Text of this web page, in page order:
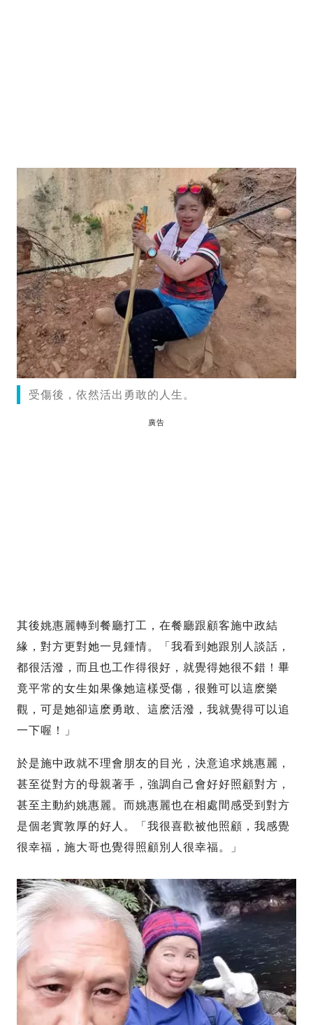
受傷後，依然活出勇敢的人生。
廣告
其後姚惠麗轉到餐廳打工，在餐廳跟顧客施中政結
緣，對方更對她一見鍾情。「我看到她跟別人談話，
都很活潑，而且也工作得很好，就覺得她很不錯！畢
竟平常的女生如果像她這樣受傷，很難可以這麽樂
觀，可是她卻這麽勇敢、這麽活潑，我就覺得可以追
一下喔！」
於是施中政就不理會朋友的目光，決意追求姚惠麗，
甚至從對方的母親著手，強調自己會好好照顧對方，
甚至主動約姚惠麗。而姚惠麗也在相處間感受到對方
是個老實敦厚的好人。「我很喜歡被他照顧，我感覺
很幸福，施大哥也覺得照顧別人很幸福。」